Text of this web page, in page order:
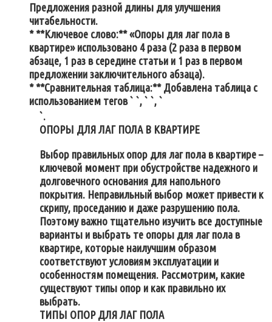
Предложения разной длины для улучшения
читабельности.
* **Ключевое слово:** «Опоры для лаг пола в
квартире» использовано 4 раза (2 раза в первом
абзаце, 1 раз в середине статьи и 1 раз в первом
предложении заключительного абзаца).
* **Сравнительная таблица:** Добавлена таблица с
использованием тегов ` `, ` `, `
`.
ОПОРЫ ДЛЯ ЛАГ ПОЛА В КВАРТИРЕ
Выбор правильных опор для лаг пола в квартире –
ключевой момент при обустройстве надежного и
долговечного основания для напольного
покрытия. Неправильный выбор может привести к
скрипу, проседанию и даже разрушению пола.
Поэтому важно тщательно изучить все доступные
варианты и выбрать те опоры для лаг пола в
квартире, которые наилучшим образом
соответствуют условиям эксплуатации и
особенностям помещения. Рассмотрим, какие
существуют типы опор и как правильно их
выбрать.
ТИПЫ ОПОР ДЛЯ ЛАГ ПОЛА